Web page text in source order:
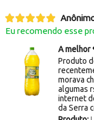
Eu recomendo esse
A melhor
Produto
morava
algumas
internet
da Serra